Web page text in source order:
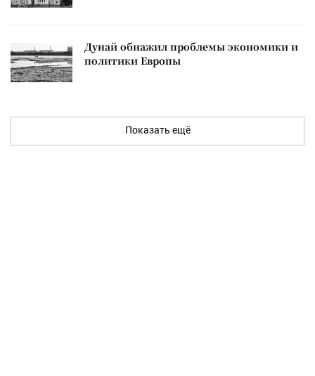
Дунай обнажил проблемы экономики и
политики Европы
Показать ещё